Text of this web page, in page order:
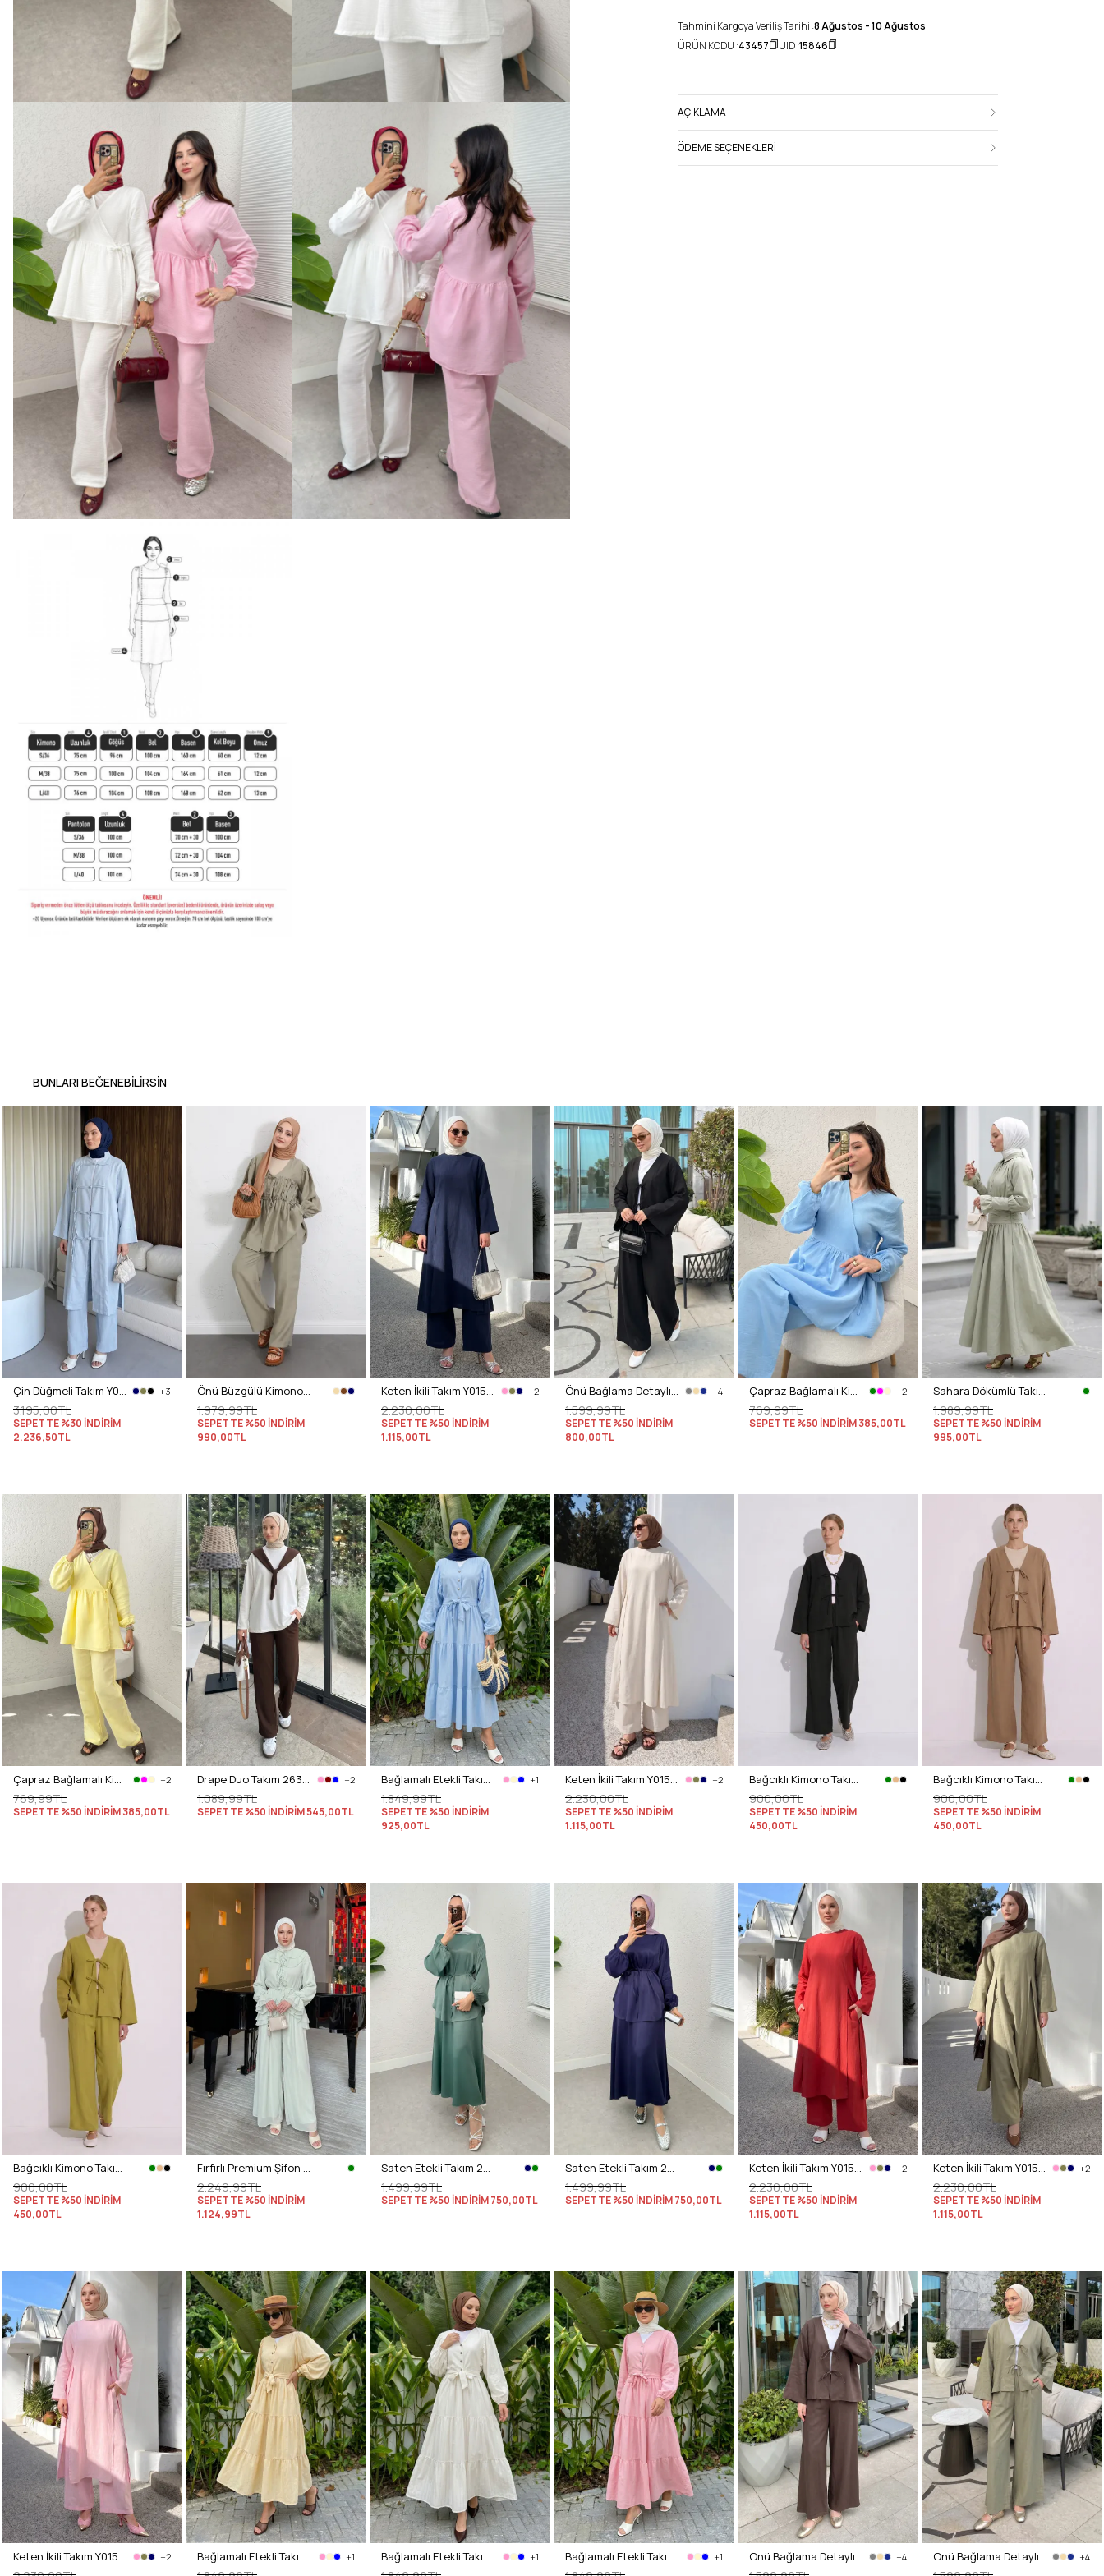
Tahmini Kargoya Veriliş Tarihi :8 Ağustos - 10 Ağustos
ÜRÜN KODU :43457 UID :15846
AÇIKLAMA
ÖDEME SEÇENEKLERI
BUNLARI BEĞENEBILIRSIN
Çin Düğmeli Takım Y0157 - BEBE MAVİSİ +3
3.195,00TL
SEPETTE %30 İNDİRİM
2.236,50TL
Önü Büzgülü Kimono Takım Y0102 - HAKİ
1.979,99TL
SEPETTE %50 İNDİRİM
990,00TL
Keten İkili Takım Y0155 - LACİVERT +2
2.230,00TL
SEPETTE %50 İNDİRİM
1.115,00TL
Önü Bağlama Detaylı Takım Y0143 - SİYAH +4
1.599,99TL
SEPETTE %50 İNDİRİM
800,00TL
Çapraz Bağlamalı Kimono Takım 43457 - MAVİ +2
769,99TL
SEPETTE %50 İNDİRİM385,00TL
Sahara Dökümlü Takım 3008 - SU YEŞİLİ
1.989,99TL
SEPETTE %50 İNDİRİM
995,00TL
Çapraz Bağlamalı Kimono Takım 43457 - SARI +2
769,99TL
SEPETTE %50 İNDİRİM385,00TL
Drape Duo Takım 263006 - KOYU KAHVE +2
1.089,99TL
SEPETTE %50 İNDİRİM545,00TL
Bağlamalı Etekli Takım Y0149 - BEBE MAVİSİ +1
1.849,99TL
SEPETTE %50 İNDİRİM
925,00TL
Keten İkili Takım Y0155 - EKRU +2
2.230,00TL
SEPETTE %50 İNDİRİM
1.115,00TL
Bağcıklı Kimono Takım 26610 - SİYAH
900,00TL
SEPETTE %50 İNDİRİM
450,00TL
Bağcıklı Kimono Takım 26610 - BİSKÜVİ
900,00TL
SEPETTE %50 İNDİRİM
450,00TL
Bağcıklı Kimono Takım 26610 - YAĞ YEŞİLİ
900,00TL
SEPETTE %50 İNDİRİM
450,00TL
Fırfırlı Premium Şifon Takım 266031 - AÇIK YEŞİL
2.249,99TL
SEPETTE %50 İNDİRİM
1.124,99TL
Saten Etekli Takım 2283 - MİNT YEŞİLİ
1.499,99TL
SEPETTE %50 İNDİRİM750,00TL
Saten Etekli Takım 2283 - LACİVERT
1.499,99TL
SEPETTE %50 İNDİRİM750,00TL
Keten İkili Takım Y0155 - KIRMIZI +2
2.230,00TL
SEPETTE %50 İNDİRİM
1.115,00TL
Keten İkili Takım Y0155 - AÇIK HAKİ +2
2.230,00TL
SEPETTE %50 İNDİRİM
1.115,00TL
Keten İkili Takım Y0155 - AÇIK PEMBE +2 Bağlamalı Etekli Takım Y0149 - TEREYAĞ SARISI +1 Bağlamalı Etekli Takım Y0149 - KREM +1 Bağlamalı Etekli Takım Y0149 - AÇIK PEMBE +1 Önü Bağlama Detaylı Takım Y0143 - KAHVE +4 Önü Bağlama Detaylı Takım Y0143 - HAKİ +4